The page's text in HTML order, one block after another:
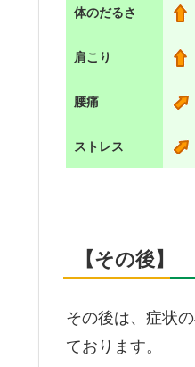
体のだるさ
肩こり
腰痛
ストレス
【その後】
その後は、症状
ております。